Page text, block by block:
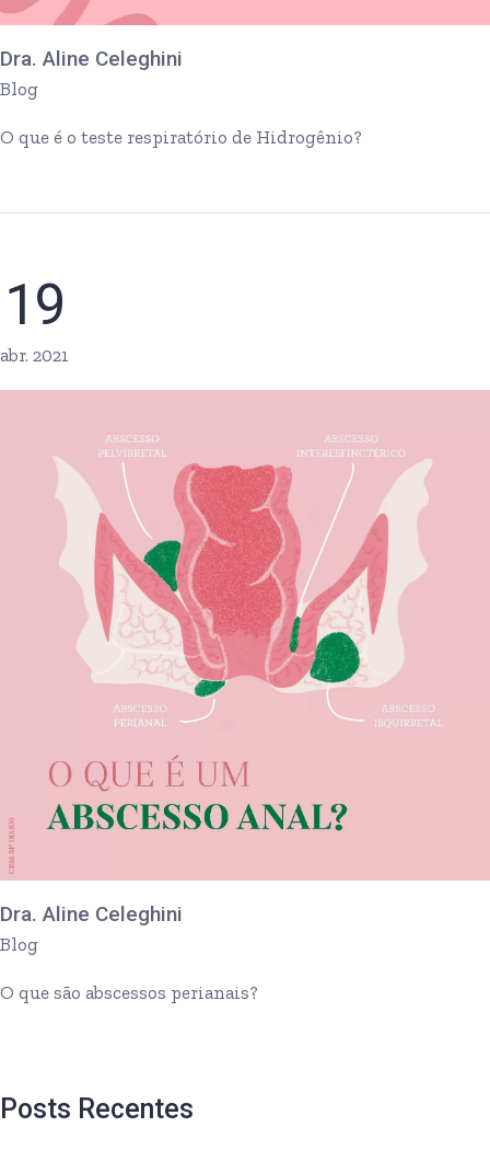
Dra. Aline Celeghini
Blog
O que é o teste respiratório de Hidrogênio?
19
abr. 2021
Dra. Aline Celeghini
Blog
O que são abscessos perianais?
Posts Recentes